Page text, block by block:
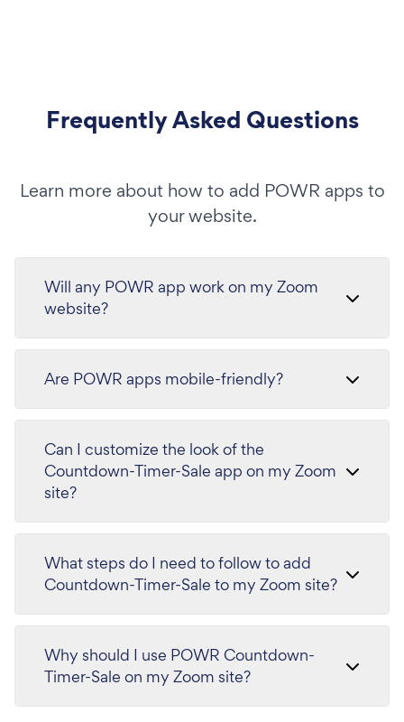
Frequently Asked Questions
Learn more about how to add POWR apps to
your website.
Will any POWR app work on my Zoom
website?
Are POWR apps mobile-friendly?
Can I customize the look of the
Countdown-Timer-Sale app on my Zoom
site?
What steps do I need to follow to add
Countdown-Timer-Sale to my Zoom site?
Why should I use POWR Countdown-
Timer-Sale on my Zoom site?